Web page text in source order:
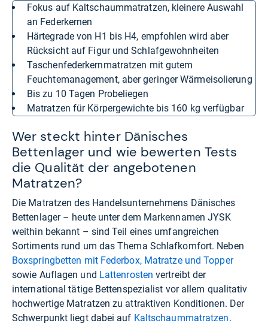
Fokus auf Kaltschaummatratzen, kleinere Auswahl
an Federkernen
Härtegrade von H1 bis H4, empfohlen wird aber
Rücksicht auf Figur und Schlafgewohnheiten
Taschenfederkernmatratzen mit gutem
Feuchtemanagement, aber geringer Wärmeisolierung
bis zu 10 Tagen Probeliegen
Matratzen für Körpergewichte bis 160 kg verfügbar
Wer steckt hinter Dänisches
Bettenlager und wie bewerten Tests
die Qualität der angebotenen
Matratzen?
Die Matratzen des Handelsunternehmens Dänisches
Bettenlager – heute unter dem Markennamen JYSK
weithin bekannt – sind Teil eines umfangreichen
Sortiments rund um das Thema Schlafkomfort. Neben
Boxspringbetten mit Federbox, Matratze und Topper
sowie Auflagen und Lattenrosten vertreibt der
international tätige Bettenspezialist vor allem qualitativ
hochwertige Matratzen zu attraktiven Konditionen. Der
Schwerpunkt liegt dabei auf Kaltschaummatratzen.